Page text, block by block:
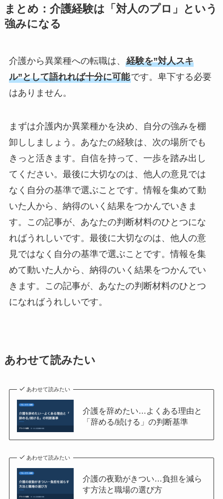
まとめ：介護経験は「対人のプロ」という
強みになる
介護から異業種への転職は、 経験を”対人スキ
ル”として語れれば十分に可能です。卑下する必要
はありません。
まずは介護内か異業種かを決め、自分の強みを棚
卸ししましょう。あなたの経験は、次の場所でも
きっと活きます。自信を持って、一歩を踏み出し
てください。最後に大切なのは、他人の意見では
なく自分の基準で選ぶことです。情報を集めて動
いた人から、納得のいく結果をつかんでいきま
す。この記事が、あなたの判断材料のひとつにな
ればうれしいです。最後に大切なのは、他人の意
見ではなく自分の基準で選ぶことです。情報を集
めて動いた人から、納得のいく結果をつかんでい
きます。この記事が、あなたの判断材料のひとつ
になればうれしいです。
あわせて読みたい
あわせて読みたい
介護を辞めたい…よくある理由と
「辞める/続ける」の判断基準
あわせて読みたい
介護の夜勤がきつい…負担を減ら
す方法と職場の選び方